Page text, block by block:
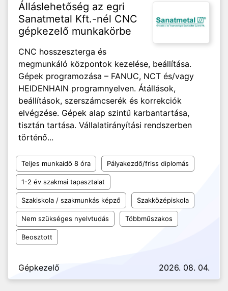
Álláslehetőség az egri
Sanatmetal Kft.-nél CNC
gépkezelő munkakörbe
CNC hosszeszterga és
megmunkáló központok kezelése, beállítása.
Gépek programozása – FANUC, NCT és/vagy
HEIDENHAIN programnyelven. Átállások,
beállítások, szerszámcserék és korrekciók
elvégzése. Gépek alap szintű karbantartása,
tisztán tartása. Vállalatirányítási rendszerben
történő...
Teljes munkaidő 8 óra Pályakezdő/friss diplomás
1-2 év szakmai tapasztalat
Szakiskola / szakmunkás képző Szakközépiskola
Nem szükséges nyelvtudás Többműszakos
Beosztott
Gépkezelő 2026. 08. 04.